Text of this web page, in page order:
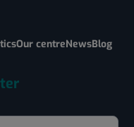
Our centreNewsBlog